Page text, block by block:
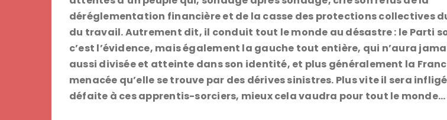
déréglementation financière et de la casse des protections collectives
du travail. Autrement dit, il conduit tout le monde au désastre : le Parti
c’est l’évidence, mais également la gauche tout entière, qui n’aura
aussi divisée et atteinte dans son identité, et plus généralement la
menacée qu’elle se trouve par des dérives sinistres. Plus vite il sera
défaite à ces apprentis-sorciers, mieux cela vaudra pour tout le monde…